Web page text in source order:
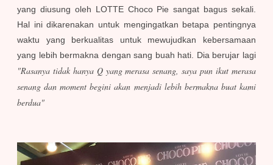
yang diusung oleh LOTTE Choco Pie sangat bagus sekali.
Hal ini dikarenakan untuk mengingatkan betapa pentingnya
waktu yang berkualitas untuk mewujudkan kebersamaan
yang lebih bermakna dengan sang buah hati. Dia berujar lagi
"Rasanya tidak hanya Q yang merasa senang, saya pun ikut merasa
senang dan moment begini akan menjadi lebih bermakna buat kami
berdua"